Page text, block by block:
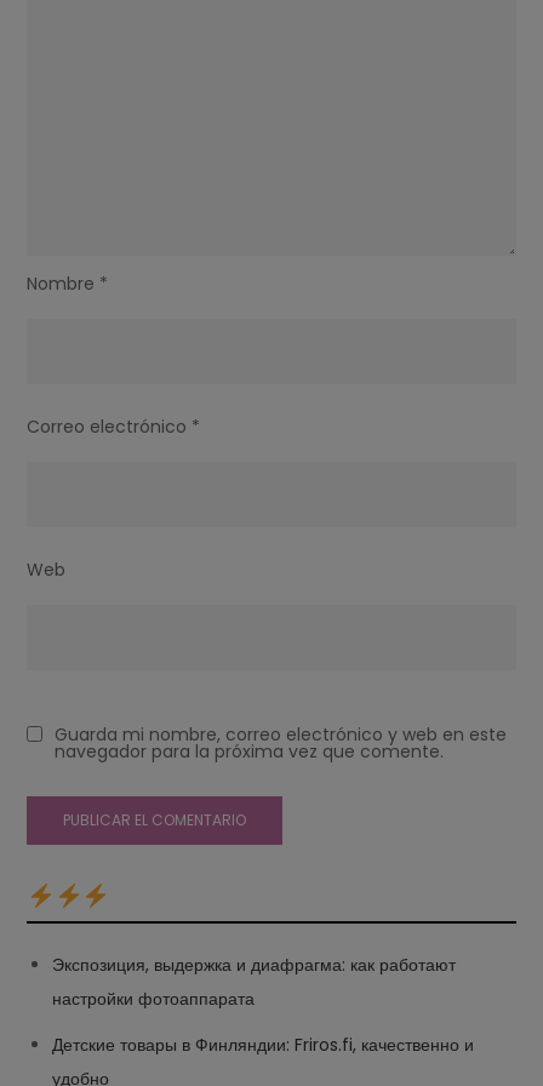
Nombre *
Correo electrónico *
Web
Guarda mi nombre, correo electrónico y web en este
navegador para la próxima vez que comente.
Экспозиция, выдержка и диафрагма: как работают
настройки фотоаппарата
Детские товары в Финляндии: Friros.fi, качественно и
удобно